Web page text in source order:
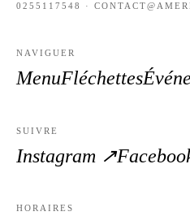
0255117548 ·
NAVIGUER
MenuFléchettes
SUIVRE
Instagram ↗
HORAIRES